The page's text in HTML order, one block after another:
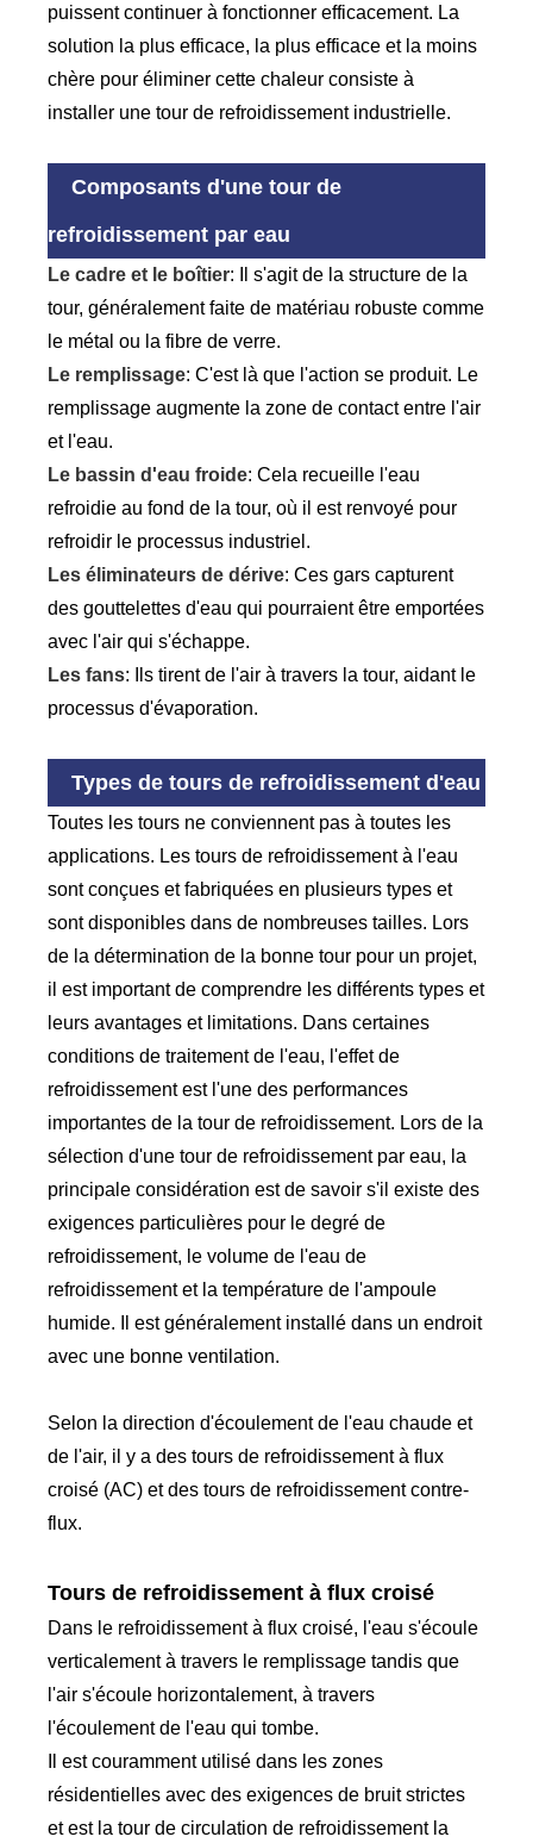
puissent continuer à fonctionner efficacement. La
solution la plus efficace, la plus efficace et la moins
chère pour éliminer cette chaleur consiste à
installer une tour de refroidissement industrielle.
Composants d'une tour de
refroidissement par eau
Le cadre et le boîtier: Il s'agit de la structure de la
tour, généralement faite de matériau robuste comme
le métal ou la fibre de verre.
Le remplissage: C'est là que l'action se produit. Le
remplissage augmente la zone de contact entre l'air
et l'eau.
Le bassin d'eau froide: Cela recueille l'eau
refroidie au fond de la tour, où il est renvoyé pour
refroidir le processus industriel.
Les éliminateurs de dérive: Ces gars capturent
des gouttelettes d'eau qui pourraient être emportées
avec l'air qui s'échappe.
Les fans: Ils tirent de l'air à travers la tour, aidant le
processus d'évaporation.
Types de tours de refroidissement d'eau
Toutes les tours ne conviennent pas à toutes les
applications. Les tours de refroidissement à l'eau
sont conçues et fabriquées en plusieurs types et
sont disponibles dans de nombreuses tailles. Lors
de la détermination de la bonne tour pour un projet,
il est important de comprendre les différents types et
leurs avantages et limitations. Dans certaines
conditions de traitement de l'eau, l'effet de
refroidissement est l'une des performances
importantes de la tour de refroidissement. Lors de la
sélection d'une tour de refroidissement par eau, la
principale considération est de savoir s'il existe des
exigences particulières pour le degré de
refroidissement, le volume de l'eau de
refroidissement et la température de l'ampoule
humide. Il est généralement installé dans un endroit
avec une bonne ventilation.
Selon la direction d'écoulement de l'eau chaude et
de l'air, il y a des tours de refroidissement à flux
croisé (AC) et des tours de refroidissement contre-
flux.
Tours de refroidissement à flux croisé
Dans le refroidissement à flux croisé, l'eau s'écoule
verticalement à travers le remplissage tandis que
l'air s'écoule horizontalement, à travers
l'écoulement de l'eau qui tombe.
Il est couramment utilisé dans les zones
résidentielles avec des exigences de bruit strictes
et est la tour de circulation de refroidissement la